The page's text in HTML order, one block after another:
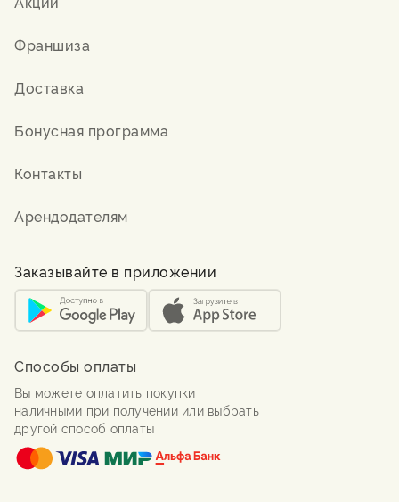
Франшиза
Доставка
Бонусная программа
Контакты
Арендодателям
Заказывайте в приложении
Способы оплаты
Вы можете оплатить покупки
наличными при получении или выбрать
другой способ оплаты